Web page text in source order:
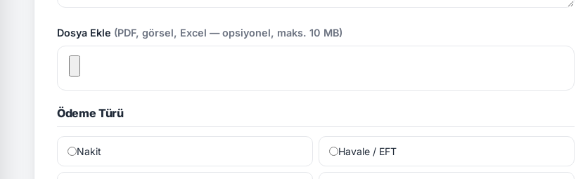
Dosya Ekle (PDF, görsel, Excel — opsiyonel, maks. 10 MB)
Ödeme Türü
Nakit Havale / EFT